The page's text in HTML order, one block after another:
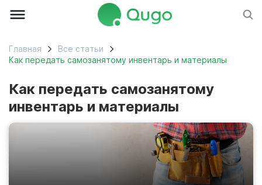
Главная
Все статьи
Как передать самозанятому инвентарь и материалы
Как передать самозанятому
инвентарь и материалы